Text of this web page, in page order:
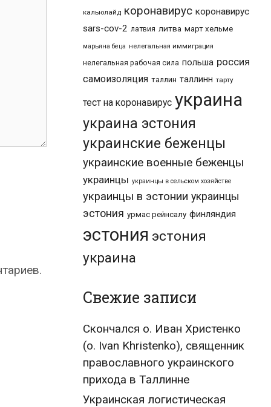
кальюлайд коронавирус коронавирус
sars-cov-2 латвия литва март хельме
марьяна беца нелегальная иммиграция
нелегальная рабочая сила польша россия
самоизоляция таллин таллинн тарту
тест на коронавирус украина
украина эстония
украинские беженцы
украинские военные беженцы
украинцы украинцы в сельском хозяйстве
украинцы в эстонии украинцы
эстония урмас рейнсалу финляндия
эстония эстония
украина
Свежие записи
Скончался о. Иван Христенко
(о. Ivan Khristenko), священник
православного украинского
прихода в Таллинне
Украинская логистическая